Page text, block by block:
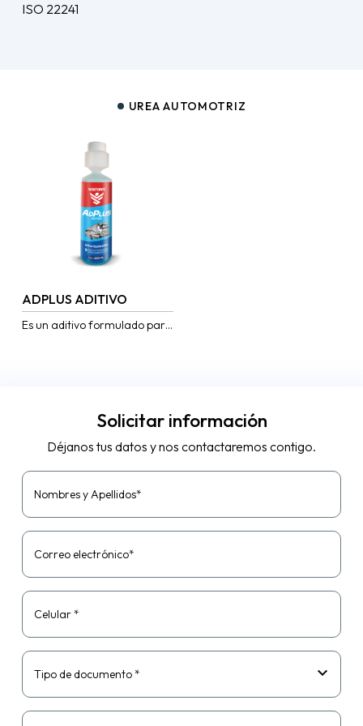
ISO 22241
UREA AUTOMOTRIZ
ADPLUS ADITIVO
Es un aditivo formulado para
Solicitar información
Déjanos tus datos y nos contactaremos contigo.
Nombres y Apellidos*
Correo electrónico*
Celular *
Tipo de documento *